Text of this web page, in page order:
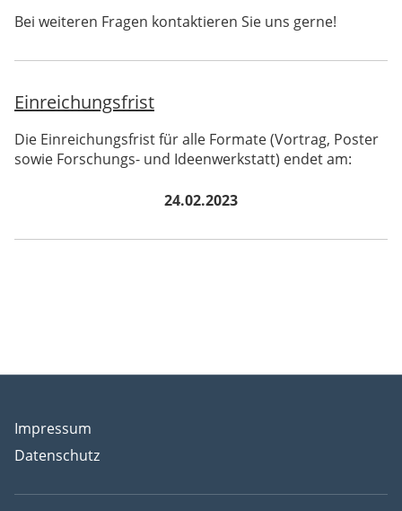
Bei weiteren Fragen kontaktieren Sie uns gerne!
Einreichungsfrist
Die Einreichungsfrist für alle Formate (Vortrag, Poster
sowie Forschungs- und Ideenwerkstatt) endet am:
24.02.2023
Impressum
Datenschutz